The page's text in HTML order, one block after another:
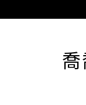
至